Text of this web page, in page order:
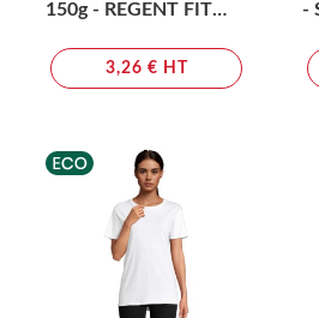
150g - REGENT FIT
3,26 € HT
-